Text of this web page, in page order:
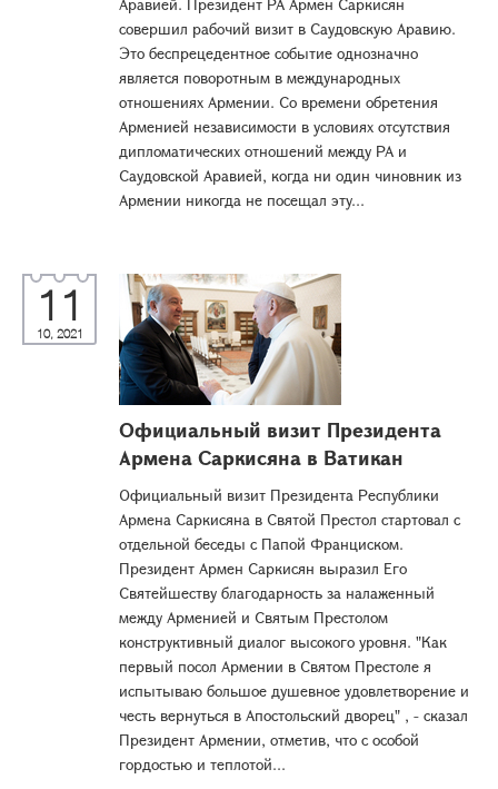
совершил рабочий визит в Саудовскую Аравию.
Это беспрецедентное событие однозначно
является поворотным в международных
отношениях Армении. Со времени обретения
Арменией независимости в условиях отсутствия
дипломатических отношений между РА и
Саудовской Аравией, когда ни один чиновник из
Армении никогда не посещал эту...
11
10, 2021
Официальный визит Президента
Армена Саркисяна в Ватикан
Официальный визит Президента Республики
Армена Саркисяна в Святой Престол стартовал с
отдельной беседы с Папой Франциском.
Президент Армен Саркисян выразил Его
Святейшеству благодарность за налаженный
между Арменией и Святым Престолом
конструктивный диалог высокого уровня. "Как
первый посол Армении в Святом Престоле я
испытываю большое душевное удовлетворение и
честь вернуться в Апостольский дворец" , - сказал
Президент Армении, отметив, что с особой
гордостью и теплотой...